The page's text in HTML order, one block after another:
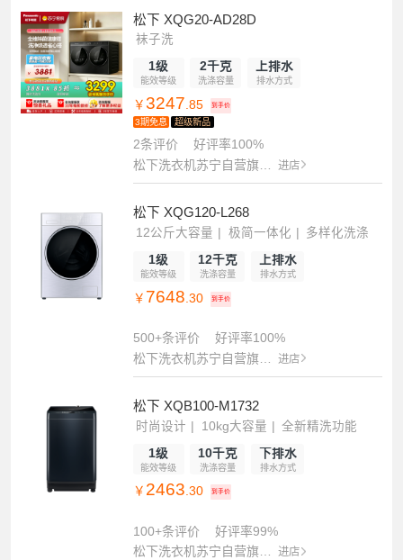
松下 XQG20-AD28D
袜子洗
1级
能效等级
2千克
洗涤容量
上排水
排水方式
￥ 3247 .85 到手价
3期免息 新品
2条评价
好评率100%
松下洗衣机苏宁自营旗舰店
进店
松下 XQG120-L268
12公斤大容量 极简一体化 多样化洗涤
1级
能效等级
12千克
洗涤容量
上排水
排水方式
￥ 7648 .30 到手价
500+条评价
好评率100%
松下洗衣机苏宁自营旗舰店
进店
松下 XQB100-M1732
时尚设计 10kg大容量 全新精洗功能
1级
能效等级
10千克
洗涤容量
下排水
排水方式
￥ 2463.30 到手价
100+条评价
好评率99%
松下洗衣机苏宁自营旗舰店
进店